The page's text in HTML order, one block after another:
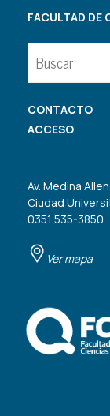
FACULTAD DE
CONTACTO
ACCESO
Av. Medina
Ciudad
0351 535-3850
Ver mapa